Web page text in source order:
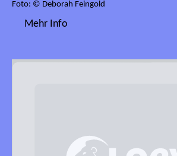
Foto: © Deborah Feingold
Mehr Info